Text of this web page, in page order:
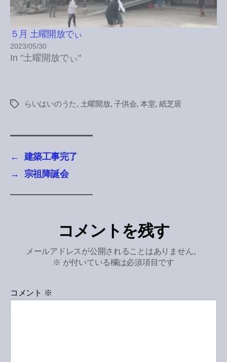
５月 土曜開放でぃ
2023/05/30
In "土曜開放でぃ"
Tags らいはいのうた, 土曜開放,子供会, 本堂, 紙芝居
←
建築工事完了
→
宗祖降誕会
コメントを残す
メールアドレスが公開されることはありません。
※ が付いている欄は必須項目です
コメント ※